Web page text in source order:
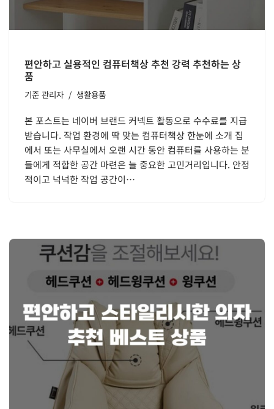
편안하고 실용적인 컴퓨터책상 추천 강력 추천하는 상
품
기준 관리자 생활용품
본 포스트는 네이버 브랜드 커넥트 활동으로 수수료를 지급
받습니다. 작업 환경에 딱 맞는 컴퓨터책상 한눈에 소개 집
에서 또는 사무실에서 오랜 시간 동안 컴퓨터를 사용하는 분
들에게 적합한 공간 마련은 늘 중요한 고민거리입니다. 안정
적이고 넉넉한 작업 공간이…